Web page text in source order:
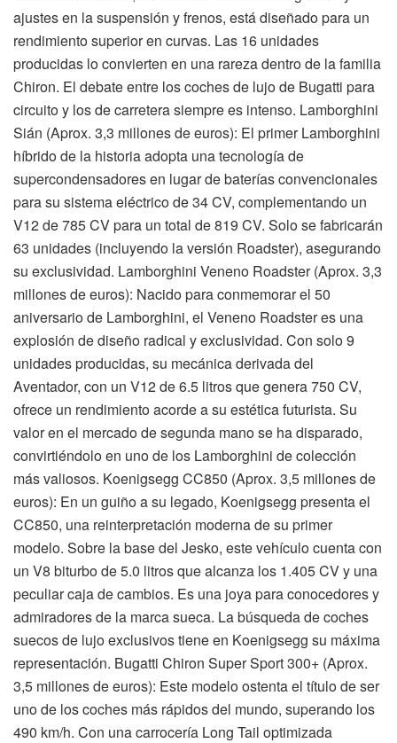
ajustes en la suspensión y frenos, está diseñado para un
rendimiento superior en curvas. Las 16 unidades
producidas lo convierten en una rareza dentro de la familia
Chiron. El debate entre los coches de lujo de Bugatti para
circuito y los de carretera siempre es intenso. Lamborghini
Sián (Aprox. 3,3 millones de euros): El primer Lamborghini
híbrido de la historia adopta una tecnología de
supercondensadores en lugar de baterías convencionales
para su sistema eléctrico de 34 CV, complementando un
V12 de 785 CV para un total de 819 CV. Solo se fabricarán
63 unidades (incluyendo la versión Roadster), asegurando
su exclusividad. Lamborghini Veneno Roadster (Aprox. 3,3
millones de euros): Nacido para conmemorar el 50
aniversario de Lamborghini, el Veneno Roadster es una
explosión de diseño radical y exclusividad. Con solo 9
unidades producidas, su mecánica derivada del
Aventador, con un V12 de 6.5 litros que genera 750 CV,
ofrece un rendimiento acorde a su estética futurista. Su
valor en el mercado de segunda mano se ha disparado,
convirtiéndolo en uno de los Lamborghini de colección
más valiosos. Koenigsegg CC850 (Aprox. 3,5 millones de
euros): En un guiño a su legado, Koenigsegg presenta el
CC850, una reinterpretación moderna de su primer
modelo. Sobre la base del Jesko, este vehículo cuenta con
un V8 biturbo de 5.0 litros que alcanza los 1.405 CV y una
peculiar caja de cambios. Es una joya para conocedores y
admiradores de la marca sueca. La búsqueda de coches
suecos de lujo exclusivos tiene en Koenigsegg su máxima
representación. Bugatti Chiron Super Sport 300+ (Aprox.
3,5 millones de euros): Este modelo ostenta el título de ser
uno de los coches más rápidos del mundo, superando los
490 km/h. Con una carrocería Long Tail optimizada